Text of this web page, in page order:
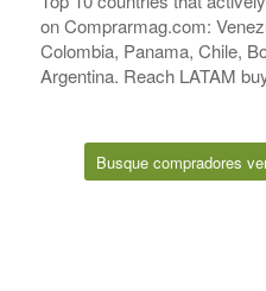
on Comprarmag.com:
Colombia, Panama, Chile,
Argentina. Reach LATAM
Busque compradores